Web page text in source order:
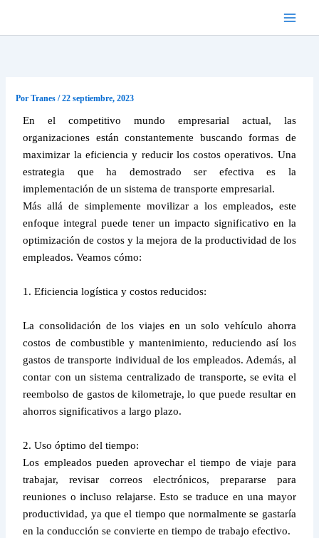
PorTranes/22 septiembre, 2023
En el competitivo mundo empresarial actual, las
organizaciones están constantemente buscando formas de
maximizar la eficiencia y reducir los costos operativos. Una
estrategia que ha demostrado ser efectiva es la
implementación de un sistema de transporte empresarial.
Más allá de simplemente movilizar a los empleados, este
enfoque integral puede tener un impacto significativo en la
optimización de costos y la mejora de la productividad de los
empleados. Veamos cómo:
1. Eficiencia logística y costos reducidos:
La consolidación de los viajes en un solo vehículo ahorra
costos de combustible y mantenimiento, reduciendo así los
gastos de transporte individual de los empleados. Además, al
contar con un sistema centralizado de transporte, se evita el
reembolso de gastos de kilometraje, lo que puede resultar en
ahorros significativos a largo plazo.
2. Uso óptimo del tiempo:
Los empleados pueden aprovechar el tiempo de viaje para
trabajar, revisar correos electrónicos, prepararse para
reuniones o incluso relajarse. Esto se traduce en una mayor
productividad, ya que el tiempo que normalmente se gastaría
en la conducción se convierte en tiempo de trabajo efectivo.